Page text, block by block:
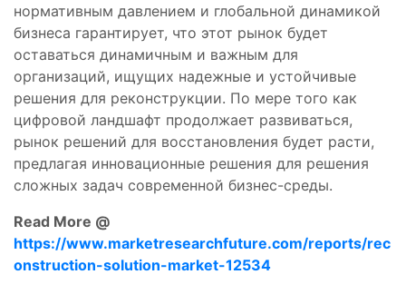
нормативным давлением и глобальной динамикой
бизнеса гарантирует, что этот рынок будет
оставаться динамичным и важным для
организаций, ищущих надежные и устойчивые
решения для реконструкции. По мере того как
цифровой ландшафт продолжает развиваться,
рынок решений для восстановления будет расти,
предлагая инновационные решения для решения
сложных задач современной бизнес-среды.
Read More @
https://www.marketresearchfuture.com/reports/rec
onstruction-solution-market-12534